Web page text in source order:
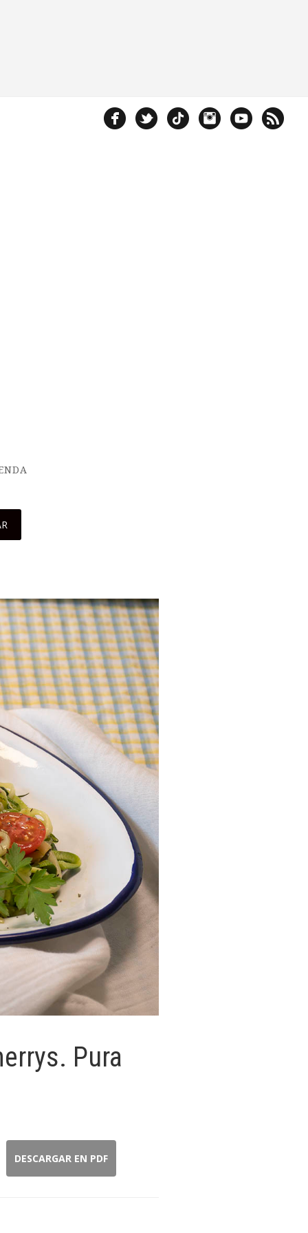
Pura
DESCARGAR EN PDF